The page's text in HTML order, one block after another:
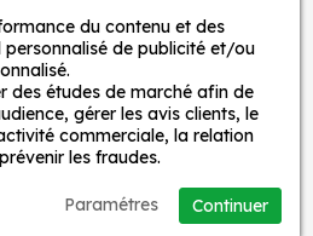
le sticker parfait pour
: nos stickers sont faciles
les débutants. Il suffit de
support et de les coller sur
Vous pouvez vous aider
: nos stickers sont
du contenu et des
de publicité et/ou
des études de marché afin de
gérer les avis clients, le
commerciale, la relation
les fraudes.
Continuer
Paramétres